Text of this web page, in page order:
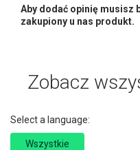
Aby dodać opinię musisz
zakupiony u nas produkt.
Zobacz
Select a language:
Wszystkie